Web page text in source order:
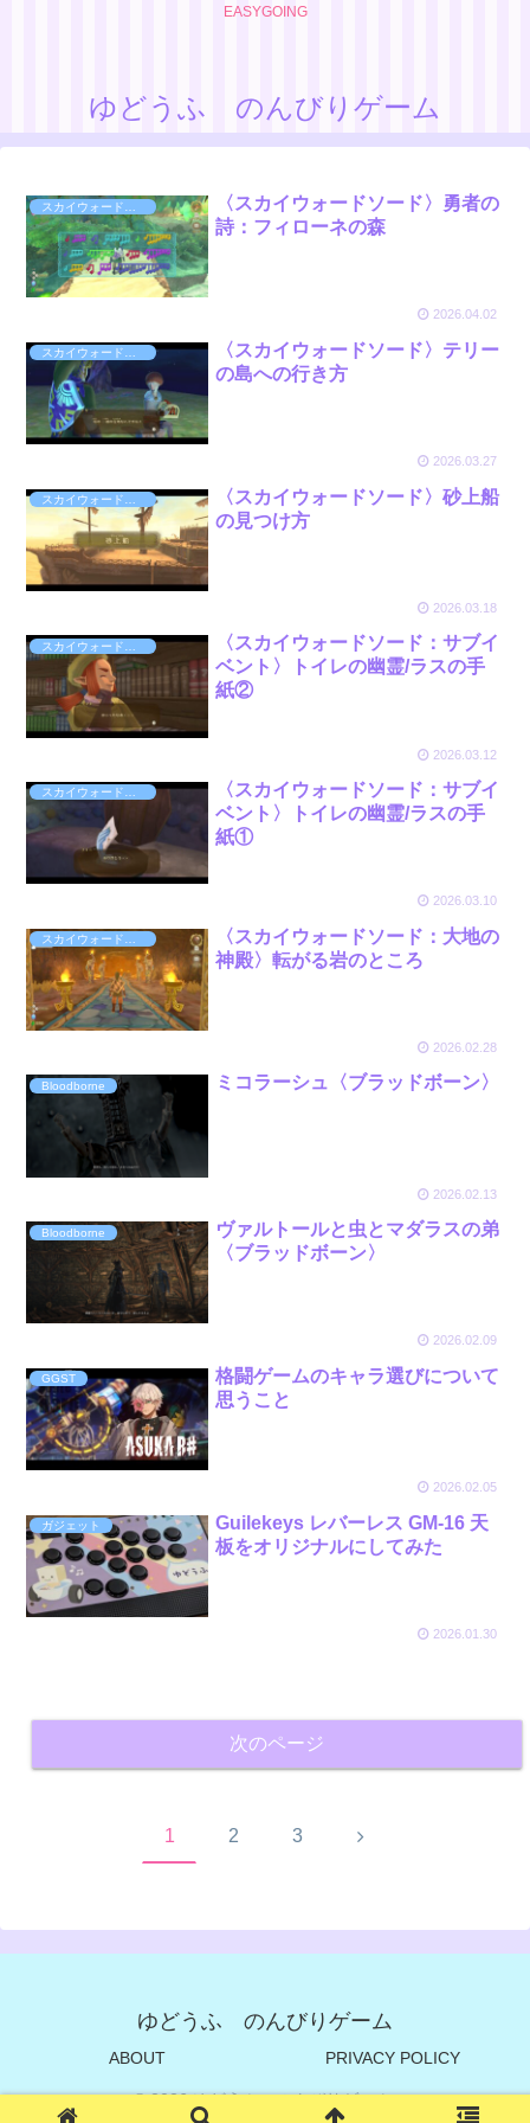
EASYGOING
ゆどうふ のんびりゲーム
〈スカイウォードソード〉勇者の
詩：フィローネの森
2026.04.02
スカイウォードソード〈Switch版〉
〈スカイウォードソード〉テリー
の島への行き方
2026.03.27
〈スカイウォードソード〉砂上船
の見つけ方
2026.03.18
〈スカイウォードソード：サブイ
ベント〉トイレの幽霊/ラスの手
紙②
2026.03.12
スカイウォードソード〈Switch版〉
〈スカイウォードソード：サブイ
ベント〉トイレの幽霊/ラスの手
紙①
2026.03.10
〈スカイウォードソード：大地の
神殿〉転がる岩のところ
2026.02.28
Bloodborne ミコラーシュ〈ブラッドボーン〉
2026.02.13
Bloodborne
ヴァルトールと虫とマダラスの弟
〈ブラッドボーン〉
2026.02.09
GGST
格闘ゲームのキャラ選びについて
思うこと
2026.02.05
ガジェット
Guilekeys レバーレス GM-16 天
板をオリジナルにしてみた
2026.01.30
次のページ
1 2 3 次
ゆどうふ のんびりゲーム
ABOUT PRIVACY POLICY
© 2026 ゆどうふ のんびりゲーム.